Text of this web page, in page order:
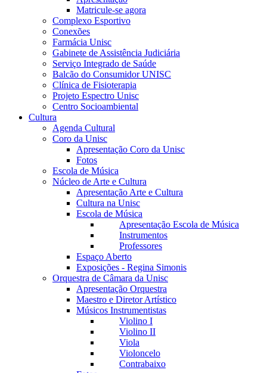
Matricule-se agora
Complexo Esportivo
Conexões
Farmácia Unisc
Gabinete de Assistência Judiciária
Serviço Integrado de Saúde
Balcão do Consumidor UNISC
Clínica de Fisioterapia
Projeto Espectro Unisc
Centro Socioambiental
Cultura
Agenda Cultural
Coro da Unisc
Apresentação Coro da Unisc
Fotos
Escola de Música
Núcleo de Arte e Cultura
Apresentação Arte e Cultura
Cultura na Unisc
Escola de Música
Apresentação Escola de Música
Instrumentos
Professores
Espaço Aberto
Exposições - Regina Simonis
Orquestra de Câmara da Unisc
Apresentação Orquestra
Maestro e Diretor Artístico
Músicos Instrumentistas
Violino I
Violino II
Viola
Violoncelo
Contrabaixo